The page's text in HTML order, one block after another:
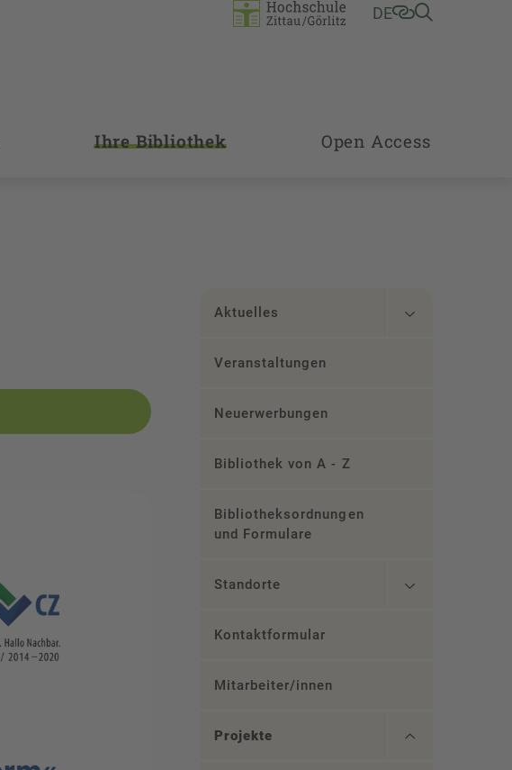
DE
Ihre Bibliothek Open Access
Aktuelles
Veranstaltungen
Neuerwerbungen
Bibliothek von A - Z
Bibliotheksordnungen
und Formulare
Standorte
Kontaktformular
Mitarbeiter/innen
Projekte